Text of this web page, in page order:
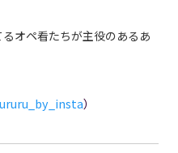
オペ看たちが主役のあるあ
）